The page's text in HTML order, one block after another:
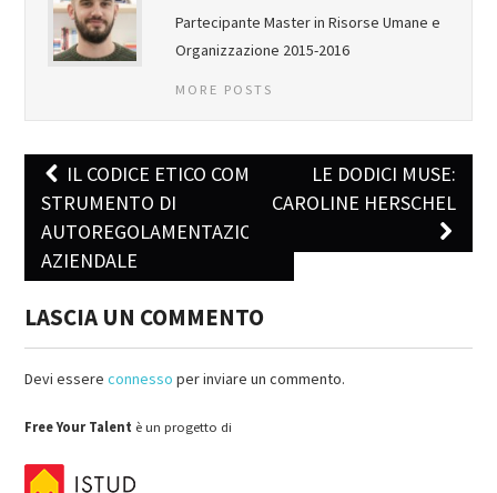
Partecipante Master in Risorse Umane e
Organizzazione 2015-2016
MORE POSTS
Post navigation
IL CODICE ETICO COME
STRUMENTO DI
AUTOREGOLAMENTAZIONE
AZIENDALE
LE DODICI MUSE:
CAROLINE HERSCHEL
LASCIA UN COMMENTO
Devi essereconnesso per inviare un commento.
Free Your Talent è un progetto di